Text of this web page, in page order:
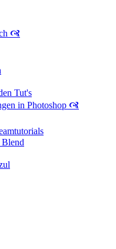
🙧
Tut's
in Photoshop 🙧